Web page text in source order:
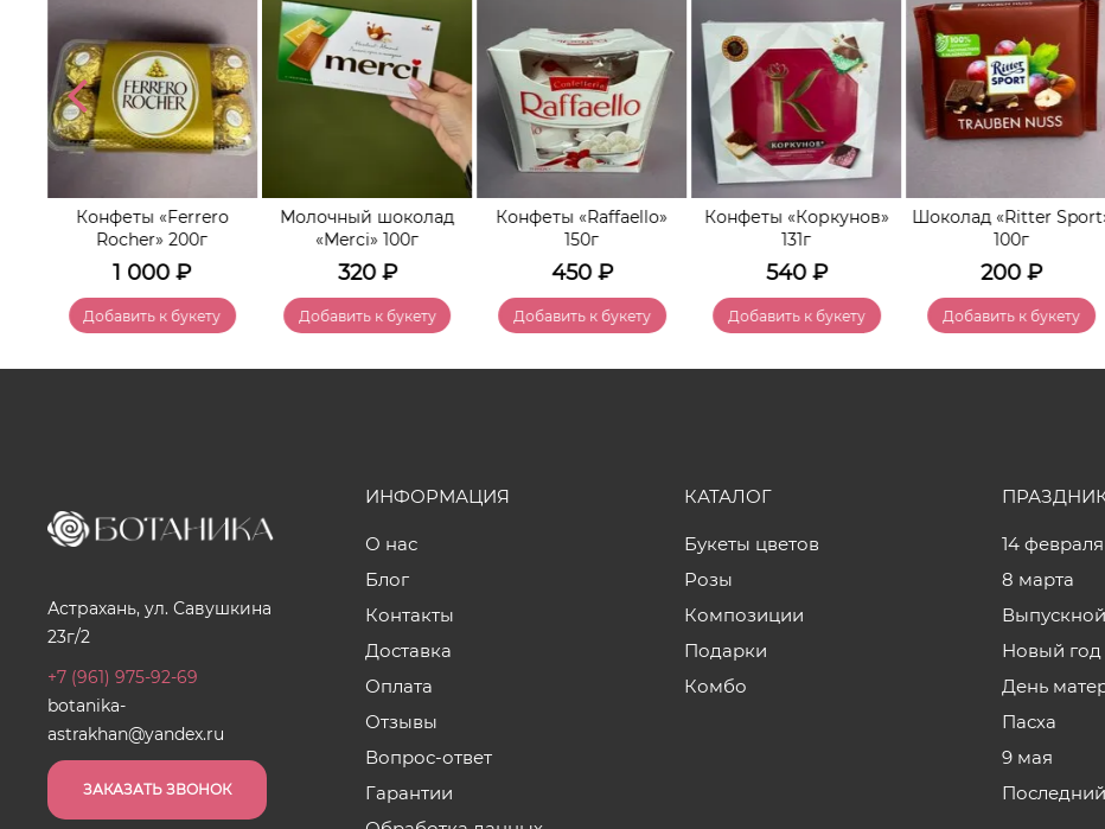
Конфеты «Ferrero
Rocher» 200г
1 000₽
Добавить к букету
Молочный шоколад
«Merci» 100г
320₽
Добавить к букету
Конфеты «Raffaello»
150г
450₽
Добавить к букету
Конфеты «Коркунов»
131г
540₽
Добавить к букету
Шоколад «Ritter
100г
200₽
Добавить к букету
Астрахань, ул. Савушкина
23г/2
+7 (961) 975-92-69
botanika-
astrakhan@yandex.ru
ЗАКАЗАТЬ ЗВОНОК
ИНФОРМАЦИЯ
О нас
Блог
Контакты
Доставка
Оплата
Отзывы
Вопрос-ответ
Гарантии
КАТАЛОГ
Букеты цветов
Розы
Композиции
Подарки
Комбо
14 февраля
8 марта
Выпускной
Новый год
День
Пасха
9 мая